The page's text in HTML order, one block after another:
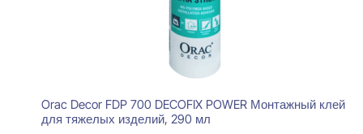
Orac Decor FDP 700 DECOFIX POWER Монтажный клей
для тяжелых изделий, 290 мл